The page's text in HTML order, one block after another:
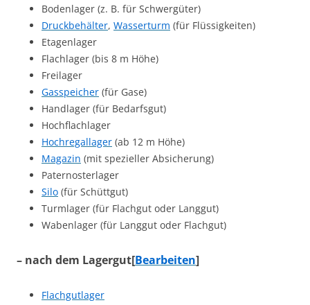
Bodenlager (z. B. für Schwergüter)
Druckbehälter, Wasserturm (für Flüssigkeiten)
Etagenlager
Flachlager (bis 8 m Höhe)
Freilager
Gasspeicher (für Gase)
Handlager (für Bedarfsgut)
Hochflachlager
Hochregallager (ab 12 m Höhe)
Magazin (mit spezieller Absicherung)
Paternosterlager
Silo (für Schüttgut)
Turmlager (für Flachgut oder Langgut)
Wabenlager (für Langgut oder Flachgut)
– nach dem Lagergut[Bearbeiten]
Flachgutlager